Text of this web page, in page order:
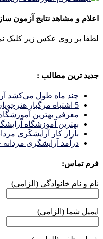
اعلام و مشاهد نتایج آزمون
لطفا بر روی عکس زیر کلیک
جدید ترین مطالب :
چند ماه طول می‌کشد
5 اشتباه مرگبار هنرجویان آرایشگری مردانه در کرج
معرفی بهترین
بهترین آموزشگاه
بازار كار آرايشكَرى
درآمد آرایشگری
فرم تماس:
نام و نام خانوادگی (الزامی)
ایمیل شما (الزامی)